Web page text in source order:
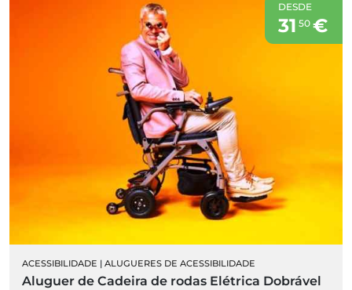
DESDE
31 50€
ACESSIBILIDADE | ALUGUERES DE ACESSIBILIDADE
Aluguer de Cadeira de rodas Elétrica Dobrável